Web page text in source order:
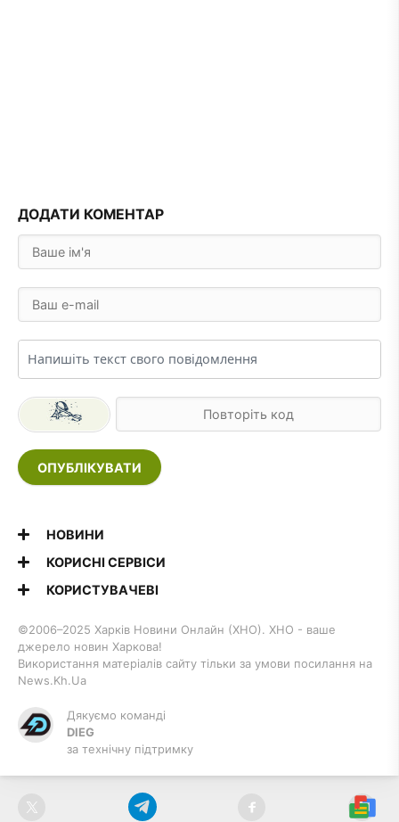
ДОДАТИ КОМЕНТАР
ОПУБЛІКУВАТИ
НОВИНИ
КОРИСНІ СЕРВІСИ
КОРИСТУВАЧЕВІ
©2006–2025 Харків Новини Онлайн (ХНО). ХНО - ваше
джерело новин Харкова!
Використання матеріалів сайту тільки за умови посилання на
News.Kh.Ua
Дякуємо команді
DIEG
за технічну підтримку